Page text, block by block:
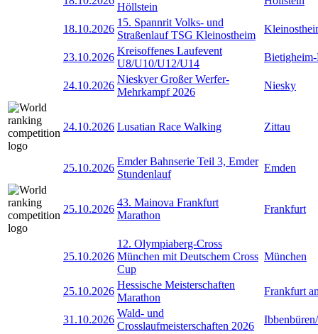
Höllstein
18.10.2026
15. Spannrit Volks- und
Straßenlauf TSG Kleinostheim
23.10.2026
Kreisoffenes Laufevent
U8/U10/U12/U14
24.10.2026
Nieskyer Großer Werfer-
Mehrkampf 2026
Niesky
24.10.2026 Lusatian Race Walking Zittau
25.10.2026
Emder Bahnserie Teil 3, Emder
Stundenlauf
Emden
25.10.2026
43. Mainova Frankfurt
Marathon
Frankfurt
25.10.2026
12. Olympiaberg-Cross
München mit Deutschem Cross
Cup
München
25.10.2026
Hessische Meisterschaften
Marathon
Frankfurt
31.10.2026
Wald- und
Crosslaufmeisterschaften 2026